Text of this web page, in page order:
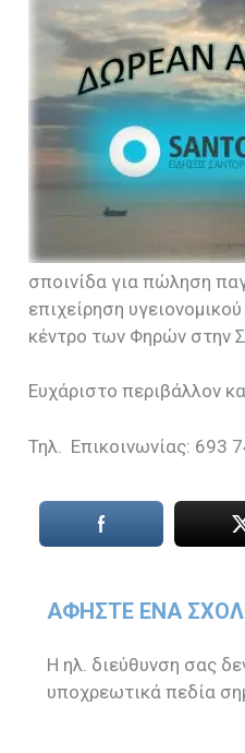
σποινίδα για πώληση
επιχείρηση
κέντρο των Φηρών στην
Ευχάριστο περιβάλλον
Τηλ. Επικοινωνίας: 693
ΑΦΉΣΤΕ ΈΝΑ
Η ηλ. διεύθυνση σας
υποχρεωτικά πεδία